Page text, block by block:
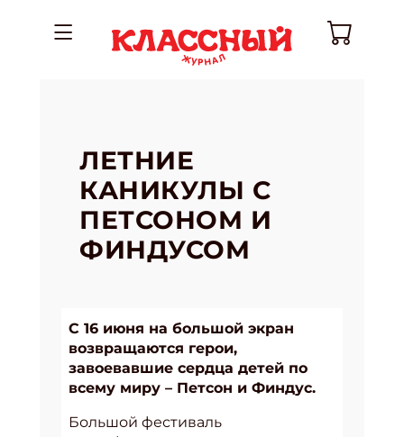
ЛЕТНИЕ
КАНИКУЛЫ С
ПЕТСОНОМ И
ФИНДУСОМ
С 16 июня на большой экран
возвращаются герои,
завоевавшие сердца детей по
всему миру – Петсон и Финдус.
Большой фестиваль